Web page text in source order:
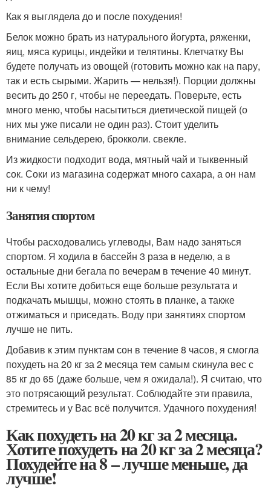
Как я выглядела до и после похудения!
Белок можно брать из натурального йогурта, ряженки,
яиц, мяса курицы, индейки и телятины. Клетчатку Вы
будете получать из овощей (готовить можно как на пару,
так и есть сырыми. Жарить — нельзя!). Порции должны
весить до 250 г, чтобы не переедать. Поверьте, есть
много меню, чтобы насытиться диетической пищей (о
них мы уже писали не один раз). Стоит уделить
внимание сельдерею, брокколи. свекле.
Из жидкости подходит вода, мятный чай и тыквенный
сок. Соки из магазина содержат много сахара, а он нам
ни к чему!
Занятия спортом
Чтобы расходовались углеводы, Вам надо заняться
спортом. Я ходила в бассейн 3 раза в неделю, а в
остальные дни бегала по вечерам в течение 40 минут.
Если Вы хотите добиться еще больше результата и
подкачать мышцы, можно стоять в планке, а также
отжиматься и приседать. Воду при занятиях спортом
лучше не пить.
Добавив к этим пунктам сон в течение 8 часов, я смогла
похудеть на 20 кг за 2 месяца тем самым скинула вес с
85 кг до 65 (даже больше, чем я ожидала!). Я считаю, что
это потрясающий результат. Соблюдайте эти правила,
стремитесь и у Вас всё получится. Удачного похудения!
Как похудеть на 20 кг за 2 месяца.
Хотите похудеть на 20 кг за 2 месяца?
Похудейте на 8 – лучше меньше, да
лучше!